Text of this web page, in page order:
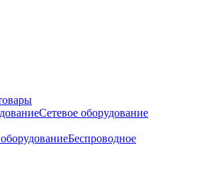
Сетевое оборудование
Беспроводное